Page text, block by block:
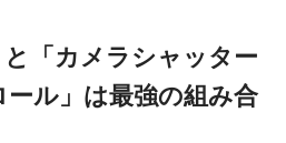
と「カメラシャッター
ル」は最強の組み合